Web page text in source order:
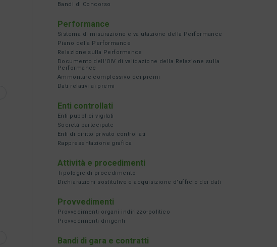
Bandi di Concorso
Performance
Sistema di misurazione e valutazione della Performance
Piano della Performance
Relazione sulla Performance
Documento dell'OIV di validazione della Relazione sulla
Performance
Ammontare complessivo dei premi
Dati relativi ai premi
Enti controllati
Enti pubblici vigilati
Società partecipate
Enti di diritto privato controllati
Rappresentazione grafica
Attività e procedimenti
Tipologie di procedimento
Dichiarazioni sostitutive e acquisizione d'ufficio dei dati
Provvedimenti
Provvedimenti organi indirizzo-politico
Provvedimenti dirigenti
Bandi di gara e contratti